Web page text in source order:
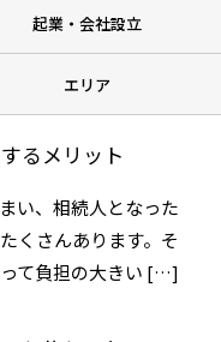
起業・会社設立
エリア
るメリット
い、相続人となった
くさんあります。そ
て負担の大きい […]